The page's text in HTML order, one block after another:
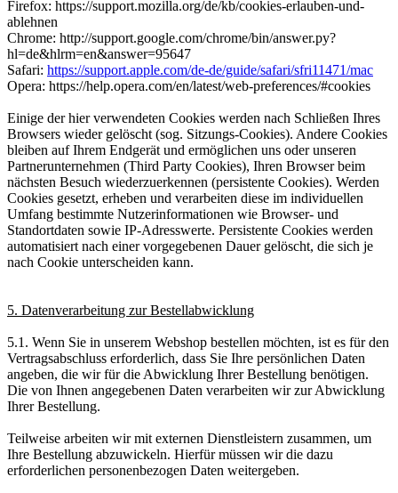
Firefox: https://support.mozilla.org/de/kb/cookies-erlauben-und-
ablehnen
Chrome: http://support.google.com/chrome/bin/answer.py?
hl=de&hlrm=en&answer=95647
Safari: https://support.apple.com/de-de/guide/safari/sfri11471/mac
Opera: https://help.opera.com/en/latest/web-preferences/#cookies
Einige der hier verwendeten Cookies werden nach Schließen Ihres
Browsers wieder gelöscht (sog. Sitzungs-Cookies). Andere Cookies
bleiben auf Ihrem Endgerät und ermöglichen uns oder unseren
Partnerunternehmen (Third Party Cookies), Ihren Browser beim
nächsten Besuch wiederzuerkennen (persistente Cookies). Werden
Cookies gesetzt, erheben und verarbeiten diese im individuellen
Umfang bestimmte Nutzerinformationen wie Browser- und
Standortdaten sowie IP-Adresswerte. Persistente Cookies werden
automatisiert nach einer vorgegebenen Dauer gelöscht, die sich je
nach Cookie unterscheiden kann.
5. Datenverarbeitung zur Bestellabwicklung
5.1. Wenn Sie in unserem Webshop bestellen möchten, ist es für den
Vertragsabschluss erforderlich, dass Sie Ihre persönlichen Daten
angeben, die wir für die Abwicklung Ihrer Bestellung benötigen.
Die von Ihnen angegebenen Daten verarbeiten wir zur Abwicklung
Ihrer Bestellung.
Teilweise arbeiten wir mit externen Dienstleistern zusammen, um
Ihre Bestellung abzuwickeln. Hierfür müssen wir die dazu
erforderlichen personenbezogen Daten weitergeben.